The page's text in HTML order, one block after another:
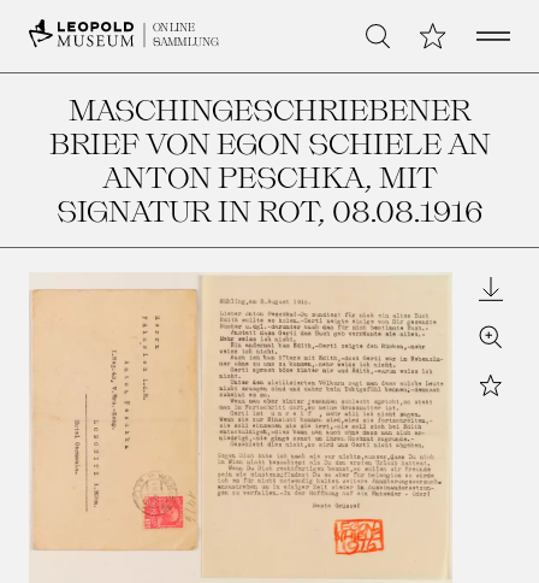
ONLINE
SAMMLUNG
Suche Meine Open
MASCHINGESCHRIEBENER
BRIEF VON EGON SCHIELE AN
ANTON PESCHKA, MIT
SIGNATUR IN ROT, 08.08.1916
Zoom
Star